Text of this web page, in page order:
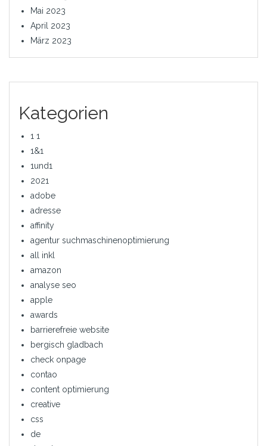
Mai 2023
April 2023
März 2023
Kategorien
1 1
1&1
1und1
2021
adobe
adresse
affinity
agentur suchmaschinenoptimierung
all inkl
amazon
analyse seo
apple
awards
barrierefreie website
bergisch gladbach
check onpage
contao
content optimierung
creative
css
de